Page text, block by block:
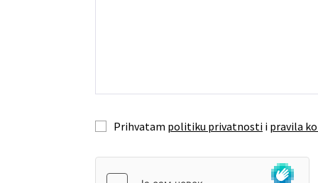
Prihvatam politiku privatnosti i pravila